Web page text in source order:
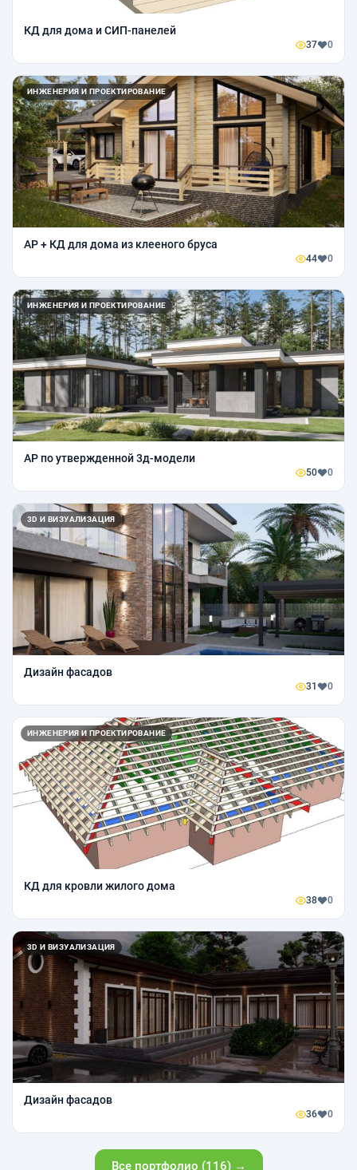
КД для дома и СИП-панелей
37 0
ИНЖЕНЕРИЯ И ПРОЕКТИРОВАНИЕ
АР + КД для дома из клееного бруса
44 0
ИНЖЕНЕРИЯ И ПРОЕКТИРОВАНИЕ
АР по утвержденной 3д-модели
50 0
3D И ВИЗУАЛИЗАЦИЯ
Дизайн фасадов
31 0
ИНЖЕНЕРИЯ И ПРОЕКТИРОВАНИЕ
КД для кровли жилого дома
38 0
3D И ВИЗУАЛИЗАЦИЯ
Дизайн фасадов
36 0
Все портфолио (116) →